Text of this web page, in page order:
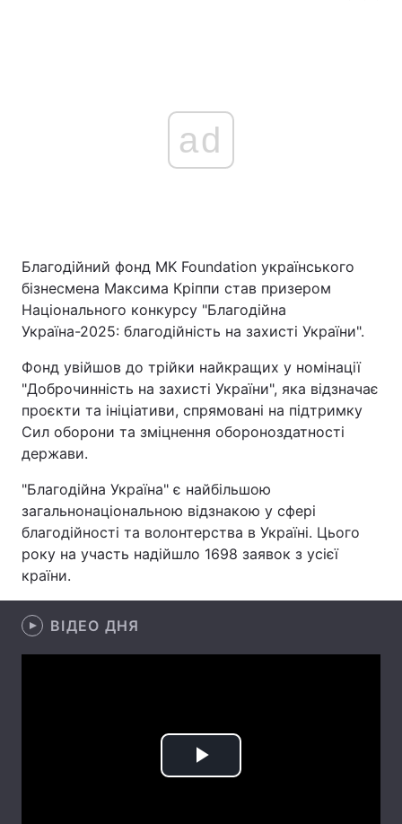
Головна Війна
Україна Політика
Економіка Світ
Техно і зв'язок Лайт
Зброя Інциденти
Здоров'я Туризм
Цікавинки
Статті
ad
Благодійний фонд MK Foundation українського
бізнесмена Максима Кріппи став призером
Національного конкурсу "Благодійна
Україна-2025: благодійність на захисті України".
Фонд увійшов до трійки найкращих у номінації
"Доброчинність на захисті України", яка відзначає
проєкти та ініціативи, спрямовані на підтримку
Сил оборони та зміцнення обороноздатності
держави.
"Благодійна Україна" є найбільшою
загальнонаціональною відзнакою у сфері
благодійності та волонтерства в Україні. Цього
року на участь надійшло 1698 заявок з усієї
країни.
ВІДЕО ДНЯ
Play